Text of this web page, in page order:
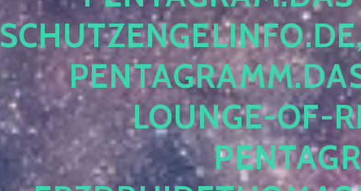
CHUTZENGELINFO.DE,
OUNGE-OF-